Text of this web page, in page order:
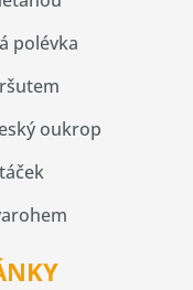
polévka
oukrop